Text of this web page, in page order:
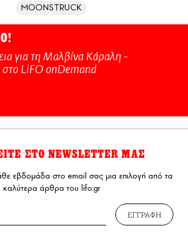
MOONSTRUCK
για τη Μαλβίνα Κάραλη -
στo LiFO onDemand
ΣΤΟ NEWSLETTER ΜΑΣ
εβδομάδα στο email σας μια επιλογή από τα
καλύτερα άρθρα του lifo.gr
ΕΓΓΡΑΦΗ